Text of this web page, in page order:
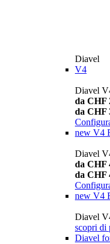
Diavel
V4
Diavel
da CHF
da CHF
new V4
Diavel
da CHF
da CHF
new V4
Diavel
scopri di
Diavel